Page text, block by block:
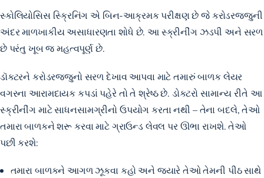
સ્કોલિયોસિસ સ્ક્રિનિંગ એ બિન-આક્રમક પરીક્ષણ છે જે કરોડરજ્જુની
અંદર માળખાકીય અસાધારણતા શોધે છે. આ સ્ક્રીનીંગ ઝડપી અને સરળ
છે પરંતુ ખૂબ જ મહત્વપૂર્ણ છે.
ડૉક્ટરને કરોડરજ્જુનો સરળ દેખાવ આપવા માટે તમારું બાળક લેયર
વગરના આરામદાયક કપડાં પહેરે તો તે શ્રેષ્ઠ છે. ડોકટરો સામાન્ય રીતે આ
સ્ક્રીનીંગ માટે સાધનસામગ્રીનો ઉપયોગ કરતા નથી – તેના બદલે, તેઓ
તમારા બાળકને શરૂ કરવા માટે ગ્રાઉન્ડ લેવલ પર ઊભા રાખશે. તેઓ
પછી કરશે:
તમારા બાળકને આગળ ઝૂકવા કહો અને જ્યારે તેઓ તેમની પીઠ સાથે